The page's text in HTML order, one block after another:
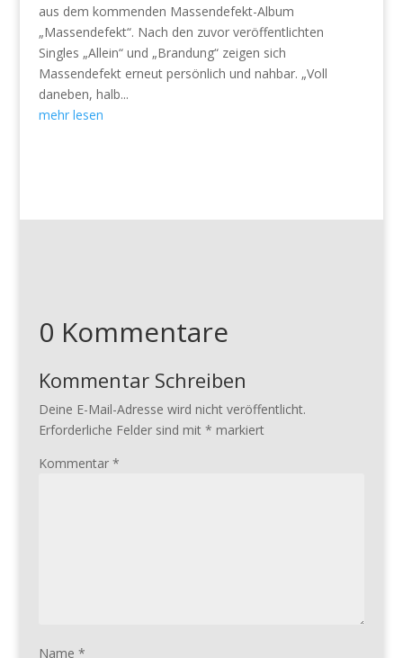
aus dem kommenden Massendefekt-Album
„Massendefekt“. Nach den zuvor veröffentlichten
Singles „Allein“ und „Brandung“ zeigen sich
Massendefekt erneut persönlich und nahbar. „Voll
daneben, halb...
mehr lesen
0 Kommentare
Kommentar Schreiben
Deine E-Mail-Adresse wird nicht veröffentlicht.
Erforderliche Felder sind mit * markiert
Kommentar *
Name *